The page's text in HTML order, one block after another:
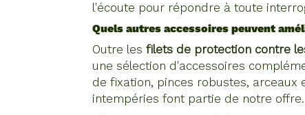
l'écoute pour répondre à toute
Quels autres accessoires peuvent
Outre lesfilets de protection contre
une sélection d'accessoires
de fixation, pinces robustes,
intempéries font partie de notre offre.